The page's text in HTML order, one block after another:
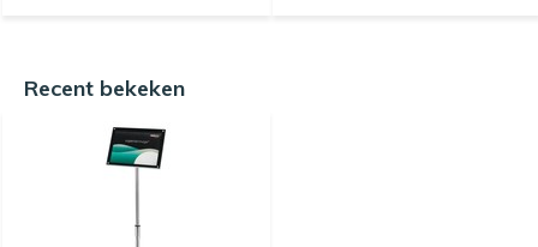
Recent bekeken